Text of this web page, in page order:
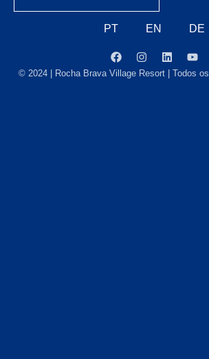
PT EN DE
© 2024 | Rocha Brava Village Resort | Todos